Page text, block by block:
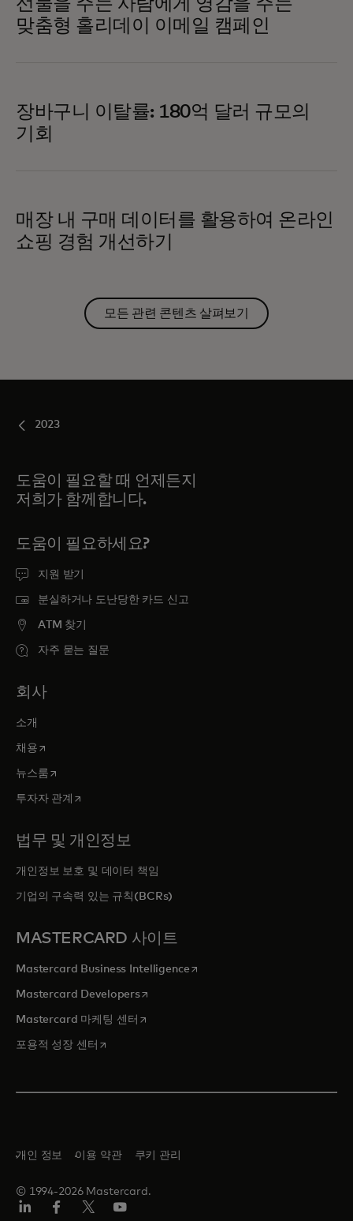
맞춤형 홀리데이 이메일 캠페인
장바구니 이탈률: 180억 달러 규모의
기회
매장 내 구매 데이터를 활용하여 온라인
쇼핑 경험 개선하기
모든 관련 콘텐츠 살펴보기
2023
도움이 필요할 때 언제든지
저희가 함께합니다.
도움이 필요하세요?
지원 받기
분실하거나 도난당한 카드 신고
ATM 찾기
자주 묻는 질문
회사
소개
채용새 탭에서 열림
뉴스룸새 탭에서 열림
투자자 관계 새 탭에서 열림
법무 및 개인정보
개인정보 보호 및 데이터 책임
기업의 구속력 있는 규칙(BCRs)
MASTERCARD 사이트
Mastercard Business Intelligence새 탭에서 열림
Mastercard Developers새 탭에서 열림
Mastercard 마케팅 센터 새 탭에서 열림
포용적 성장 센터 새 탭에서 열림
© 1994-2026 Mastercard.
개인 정보 이용 약관 쿠키 관리